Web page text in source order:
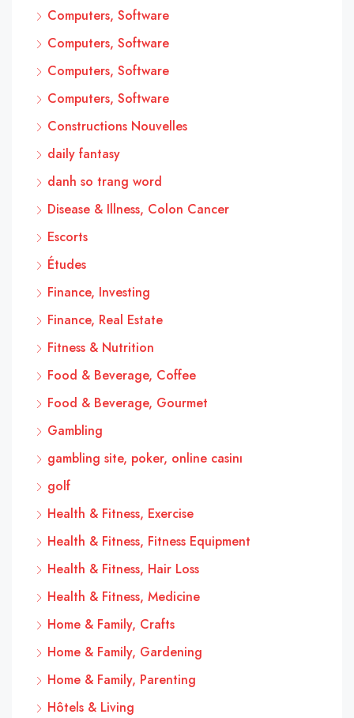
Computers, Software
Computers, Software
Computers, Software
Computers, Software
Constructions Nouvelles
daily fantasy
danh so trang word
Disease & Illness, Colon Cancer
Escorts
Études
Finance, Investing
Finance, Real Estate
Fitness & Nutrition
Food & Beverage, Coffee
Food & Beverage, Gourmet
Gambling
gambling site, poker, online casinı
golf
Health & Fitness, Exercise
Health & Fitness, Fitness Equipment
Health & Fitness, Hair Loss
Health & Fitness, Medicine
Home & Family, Crafts
Home & Family, Gardening
Home & Family, Parenting
Hôtels & Living